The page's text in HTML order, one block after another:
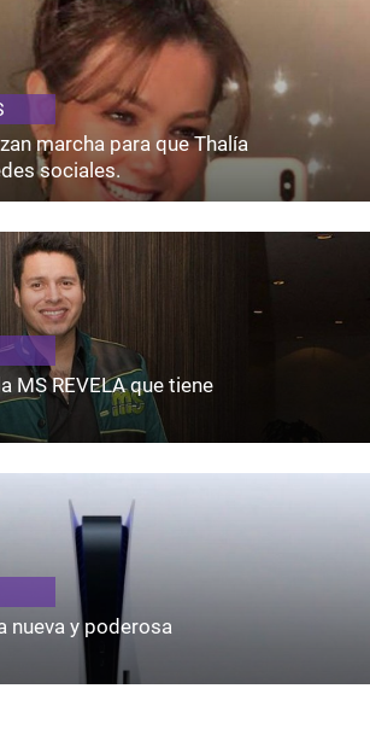
marcha para que Thalía
sociales.
MS REVELA que tiene
nueva y poderosa